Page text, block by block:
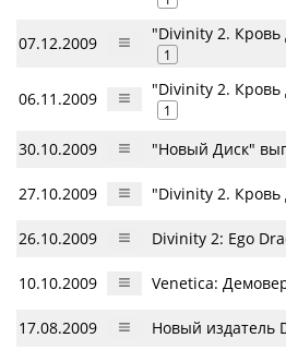
07.12.2009 "Divinity 2. Кровь
1
06.11.2009 "Divinity 2.
1
30.10.2009 "Новый Диск"
27.10.2009 "Divinity 2. Кровь
26.10.2009 Divinity 2: Ego
10.10.2009 Venetica:
17.08.2009 Новый издатель